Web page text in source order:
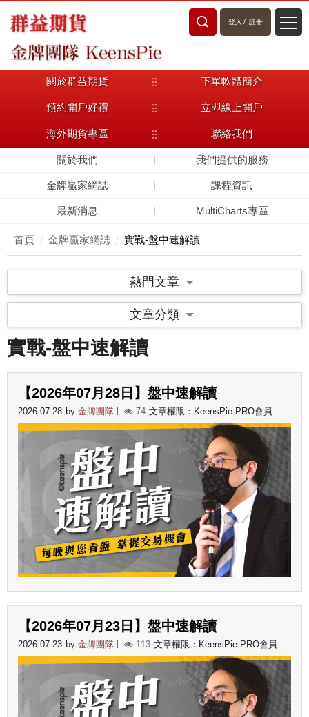
登入 / 註冊
關於群益期貨 下單軟體簡介
預約開戶好禮 立即線上開戶
海外期貨專區 聯絡我們
關於我們 我們提供的服務
金牌贏家網誌 課程資訊
最新消息 MultiCharts專區
首頁 金牌贏家網誌 實戰-盤中速解讀
熱門文章
文章分類
實戰-盤中速解讀
【2026年07月28日】盤中速解讀
2026.07.28 by 金牌團隊 74 文章權限：KeensPie PRO會員
【2026年07月23日】盤中速解讀
2026.07.23 by 金牌團隊 113 文章權限：KeensPie PRO會員